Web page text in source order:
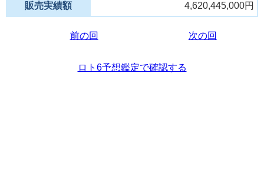
販売実績額 4,620,445,000円
前の回 次の回
ロト6予想鑑定で確認する